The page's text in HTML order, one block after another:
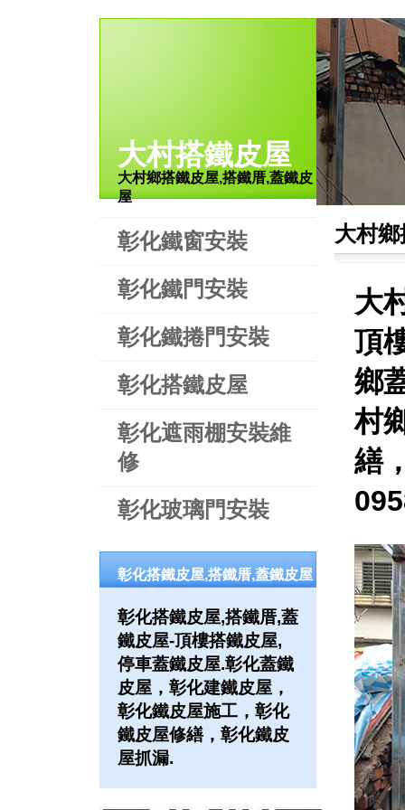
大村搭鐵皮屋
大村鄉搭鐵皮屋,搭鐵厝,蓋鐵皮
屋
彰化鐵窗安裝
彰化鐵門安裝
彰化鐵捲門安裝
彰化搭鐵皮屋
彰化遮雨棚安裝維
修
彰化玻璃門安裝
彰化搭鐵皮屋,搭鐵厝,蓋鐵皮屋
彰化搭鐵皮屋,搭鐵厝,蓋
鐵皮屋-頂樓搭鐵皮屋,
停車蓋鐵皮屋.彰化蓋鐵
皮屋，彰化建鐵皮屋，
彰化鐵皮屋施工，彰化
鐵皮屋修繕，彰化鐵皮
屋抓漏.
大村
大
頂
鄉
村
繕